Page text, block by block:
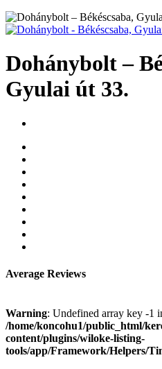
Dohánybolt –
Gyulai út 33.
Average Reviews
Warning: Undefined array key -1
/home/koncohu1/public_html/
content/plugins/wiloke-listing-
tools/app/Framework/Helpers/